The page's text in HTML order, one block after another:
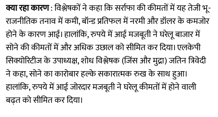
क्या रहा कारण: विश्लेषकों ने कहा कि सर्राफा की कीमतों में यह तेजी भू-
राजनीतिक तनाव में कमी, बॉन्ड प्रतिफल में नरमी और डॉलर के कमजोर
होने के कारण आई। हालांकि, रुपये में आई मजबूती ने घरेलू बाजार में
सोने की कीमतों में और अधिक उछाल को सीमित कर दिया। एलकेपी
सिक्योरिटीज के उपाध्यक्ष, शोध विश्लेषक (जिंस और मुद्रा) जतिन त्रिवेदी
ने कहा, सोने का कारोबार हल्के सकारात्मक रुख के साथ हुआ।
हालांकि, रुपये में आई जोरदार मजबूती ने घरेलू कीमतों में होने वाली
बढ़त को सीमित कर दिया।